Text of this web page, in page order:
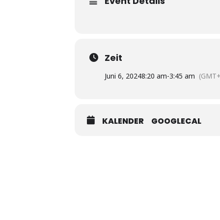
Zeit
Juni 6, 20248:20 am-3:45 am
KALENDER GOOGLECAL